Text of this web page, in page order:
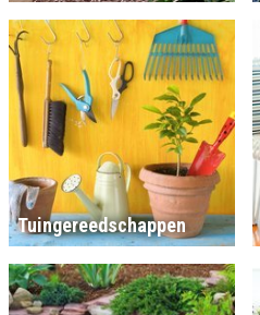
Tuingereedschappen